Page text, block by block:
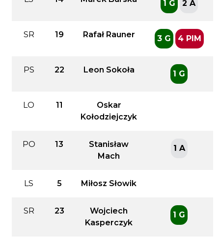
1 G 2 A
SR 19 Rafał Rauner 3 G 4 PIM
PS 22 Leon Sokoła 1 G
LO 11
Oskar
Kołodziejczyk
PO 13
Stanisław
Mach
1 A
LS 5 Miłosz Słowik
SR 23
Wojciech
Kasperczyk
1 G